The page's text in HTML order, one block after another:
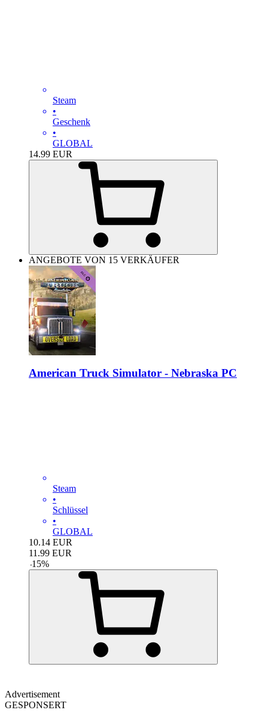
Steam
•
Geschenk
•
GLOBAL
14.99 EUR
ANGEBOTE VON 15 VERKÄUFER
American Truck Simulator - Nebraska PC
Steam
•
Schlüssel
•
GLOBAL
10.14 EUR
11.99 EUR
-15%
Advertisement
GESPONSERT